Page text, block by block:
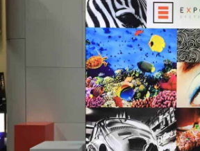
Alleen voor de vrijstaande
(dubbelzijdige) frames